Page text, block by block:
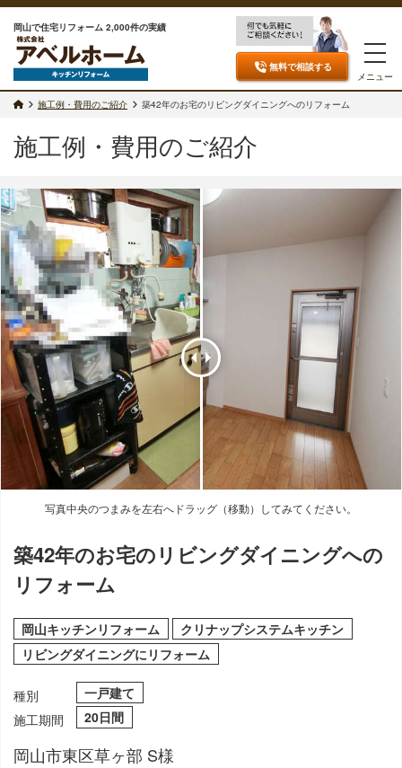
岡山で住宅リフォーム 2,000件の実績
無料で相談する
メニュー
施工例・費用のご紹介 築42年のお宅のリビングダイニングへのリフォーム
施工例・費用のご紹介
写真中央のつまみを左右へドラッグ（移動）してみてください。
築42年のお宅のリビングダイニングへの
リフォーム
岡山キッチンリフォーム
クリナップシステムキッチン
リビングダイニングにリフォーム
種別
一戸建て
施工期間
20日間
岡山市東区草ヶ部 S様